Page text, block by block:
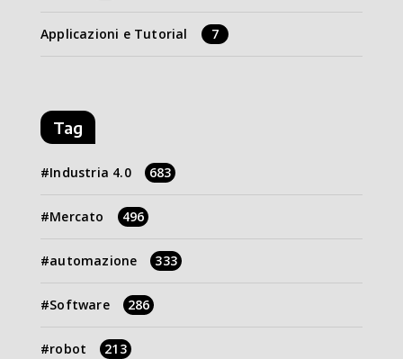
Applicazioni e Tutorial 7
Tag
Industria 4.0 683
Mercato 496
automazione 333
Software 286
robot 213